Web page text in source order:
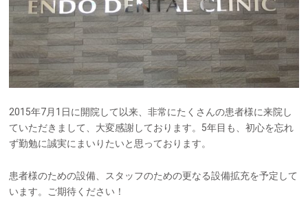
2015年7月1日に開院して以来、非常にたくさんの患者様に来院し
ていただきまして、大変感謝しております。5年目も、初心を忘れ
ず勤勉に誠実にまいりたいと思っております。
患者様のための設備、スタッフのための更なる設備拡充を予定して
います。ご期待ください！